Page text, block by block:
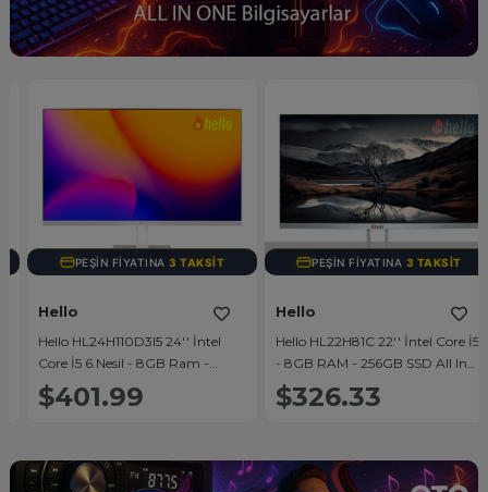
PEŞIN FIYATINA3 TAKSIT
Hello
Hello HL24H110D3I5 24'' İntel
Core İ5 6.Nesil - 8GB Ram -
256GB SSD All In One Bilgisayar
$401.99
TÜKENDI
PEŞIN FIYATINA 3 TAKSIT
Hello
Hello HL22H81C 22'' İntel Core İ5
- 8GB RAM - 256GB SSD All In
One Bilgisayar
$326.33